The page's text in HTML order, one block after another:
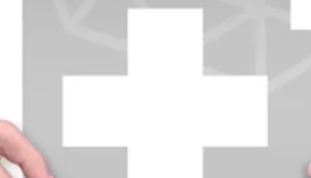
info@diamondline.lt